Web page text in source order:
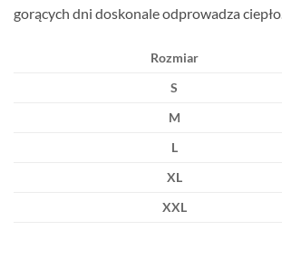
gorących dni doskonale odprowadza ciepło.
Rozmiar
S
M
L
XL
XXL